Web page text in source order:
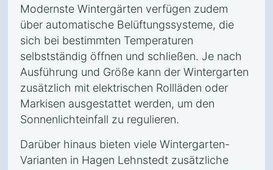
Modernste Wintergärten verfügen zudem
über automatische Belüftungssysteme, die
sich bei bestimmten Temperaturen
selbstständig öffnen und schließen. Je nach
Ausführung und Größe kann der Wintergarten
zusätzlich mit elektrischen Rollläden oder
Markisen ausgestattet werden, um den
Sonnenlichteinfall zu regulieren.
Darüber hinaus bieten viele Wintergarten-
Varianten in Hagen Lehnstedt zusätzliche